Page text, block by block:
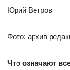
Юрий Ветров
Фото: архив
Что означают